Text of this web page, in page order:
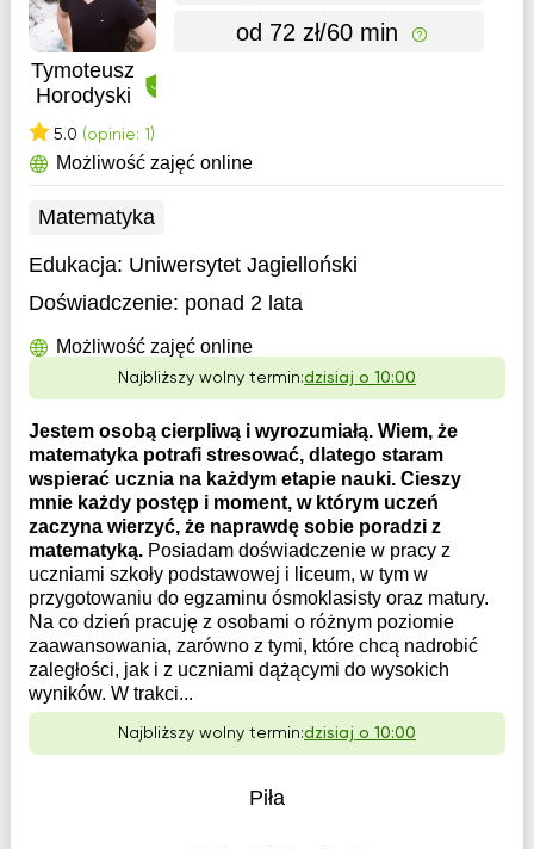
Tymoteusz
Horodyski
5.0 (opinie: 1)
od 72 zł/60 min
Możliwość zajęć online
Matematyka
Edukacja: Uniwersytet Jagielloński
Doświadczenie: ponad 2 lata
Możliwość zajęć online
Najbliższy wolny termin:dzisiaj o 10:00
Jestem osobą cierpliwą i wyrozumiałą. Wiem, że
matematyka potrafi stresować, dlatego staram
wspierać ucznia na każdym etapie nauki. Cieszy
mnie każdy postęp i moment, w którym uczeń
zaczyna wierzyć, że naprawdę sobie poradzi z
matematyką. Posiadam doświadczenie w pracy z
uczniami szkoły podstawowej i liceum, w tym w
przygotowaniu do egzaminu ósmoklasisty oraz matury.
Na co dzień pracuję z osobami o różnym poziomie
zaawansowania, zarówno z tymi, które chcą nadrobić
zaległości, jak i z uczniami dążącymi do wysokich
wyników. W trakci...
Najbliższy wolny termin:dzisiaj o 10:00
Piła